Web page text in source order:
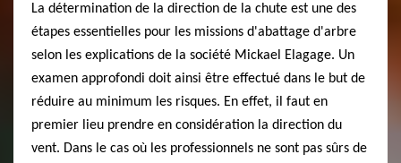
La détermination de la direction de la chute est une des
étapes essentielles pour les missions d'abattage d'arbre
selon les explications de la société Mickael Elagage. Un
examen approfondi doit ainsi être effectué dans le but de
réduire au minimum les risques. En effet, il faut en
premier lieu prendre en considération la direction du
vent. Dans le cas où les professionnels ne sont pas sûrs de